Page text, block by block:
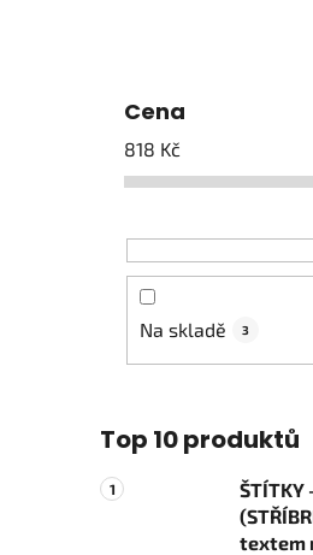
Cena
818 Kč
Na skladě 3
Top 10 produktů
textem